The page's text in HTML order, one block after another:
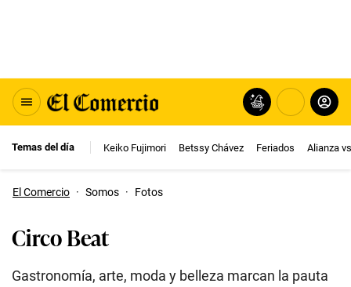
Temas del día Keiko Fujimori Betssy Chávez Feriados Alianza
El Comercio · Somos · Fotos
Circo Beat
Gastronomía, arte, moda y belleza marcan la pauta